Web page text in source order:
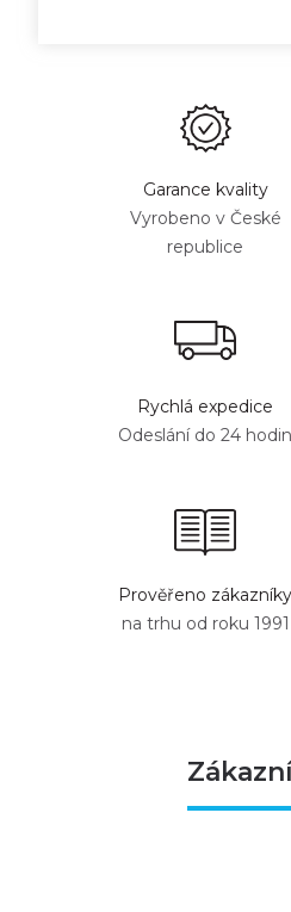
Garance kvality
Vyrobeno v České
republice
Rychlá expedice
Odeslání do 24 hodin
Prověřeno zákazníky
na trhu od roku 1991